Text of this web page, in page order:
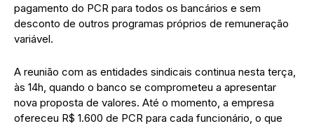
pagamento do PCR para todos os bancários e sem
desconto de outros programas próprios de remuneração
variável.
A reunião com as entidades sindicais continua nesta terça,
às 14h, quando o banco se comprometeu a apresentar
nova proposta de valores. Até o momento, a empresa
ofereceu R$ 1.600 de PCR para cada funcionário, o que